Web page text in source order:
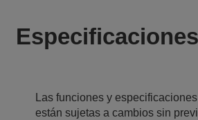
Las funciones y
están sujetas a cambios sin